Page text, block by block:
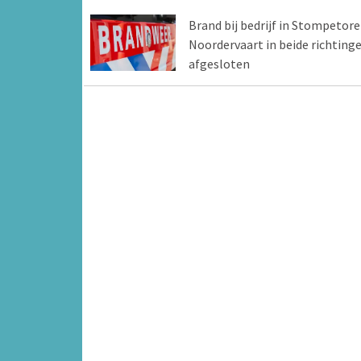
Brand bij bedrijf in
Noordervaart in beide
afgesloten